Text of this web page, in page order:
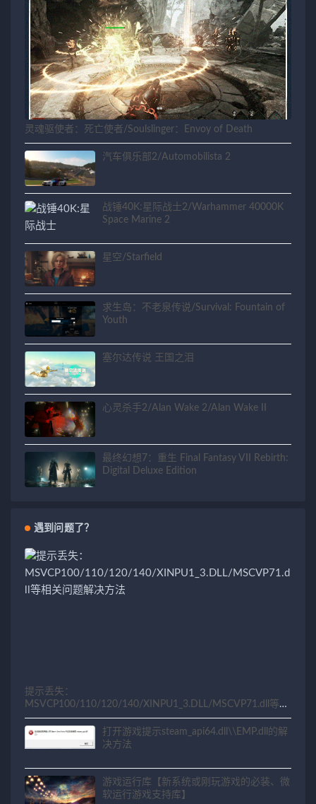
灵魂驱使者：死亡使者/Soulslinger：Envoy of Death
汽车俱乐部2/Automobilista 2
战锤40K:星际战士2/Warhammer 40000K
Space Marine 2
星空/Starfield
求生岛：不老泉传说/Survival: Fountain of
Youth
塞尔达传说 王国之泪
心灵杀手2/Alan Wake 2/Alan Wake II
最终幻想7：重生 Final Fantasy VII Rebirth:
Digital Deluxe Edition
遇到问题了？
提示丢失：
MSVCP100/110/120/140/XINPU1_3.DLL/MSCVP71.dll等相
关问题解决方法
打开游戏提示steam_api64.dll\\EMP.dll的解
决方法
游戏运行库【新系统或刚玩游戏的必装、微
软运行游戏支持库】